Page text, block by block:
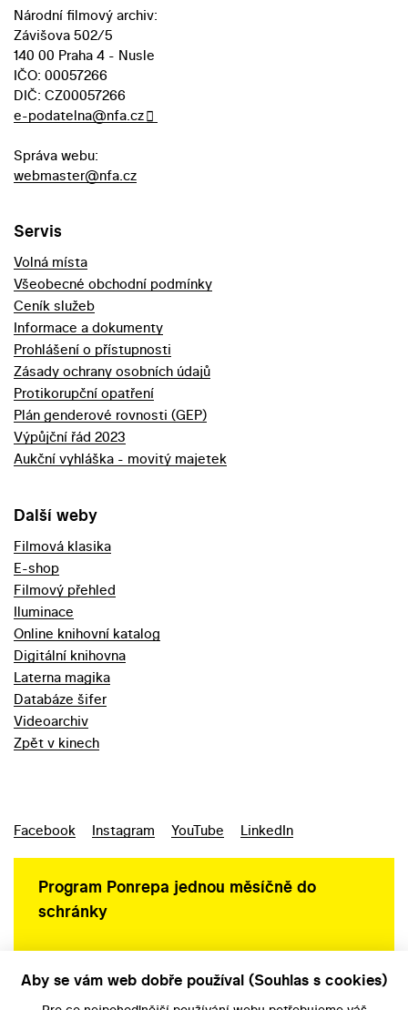
Národní filmový archiv:
Závišova 502/5
140 00 Praha 4 - Nusle
IČO: 00057266
DIČ: CZ00057266
e-podatelna@nfa.cz
Správa webu:
webmaster@nfa.cz
Servis
Volná místa
Všeobecné obchodní podmínky
Ceník služeb
Informace a dokumenty
Prohlášení o přístupnosti
Zásady ochrany osobních údajů
Protikorupční opatření
Plán genderové rovnosti (GEP)
Výpůjční řád 2023
Aukční vyhláška - movitý majetek
Další weby
Filmová klasika
E-shop
Filmový přehled
Iluminace
Online knihovní katalog
Digitální knihovna
Laterna magika
Databáze šifer
Videoarchiv
Zpět v kinech
Facebook Instagram YouTube LinkedIn
Program Ponrepa jednou měsíčně do
schránky
Aby se vám web dobře používal (Souhlas s cookies)